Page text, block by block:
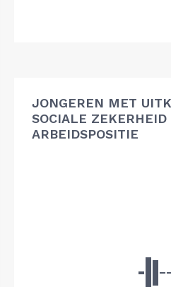
JONGEREN MET
SOCIALE ZEKERHEID
ARBEIDSPOSITIE